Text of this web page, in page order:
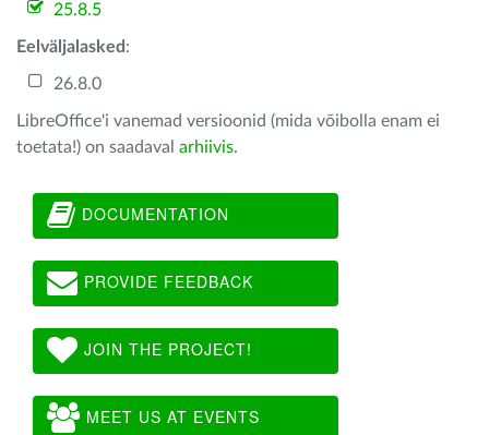
25.8.5
Eelväljalasked :
26.8.0
LibreOffice'i vanemad versioonid (mida võibolla enam ei
toetata!) on saadaval arhiivis.
DOCUMENTATION
PROVIDE FEEDBACK
JOIN THE PROJECT!
MEET US AT EVENTS